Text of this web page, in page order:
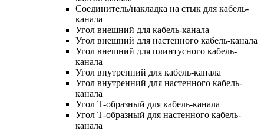
Соединитель/накладка на стык для кабель-
канала
Угол внешний для кабель-канала
Угол внешний для настенного кабель-канала
Угол внешний для плинтусного кабель-
канала
Угол внутренний для кабель-канала
Угол внутренний для настенного кабель-
канала
Угол Т-образный для кабель-канала
Угол Т-образный для настенного кабель-
канала